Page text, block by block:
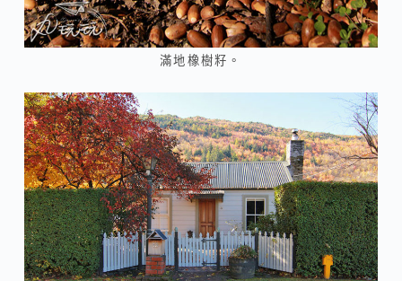
滿地橡樹籽。